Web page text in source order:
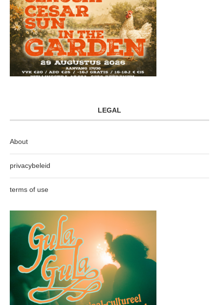
LEGAL
About
privacybeleid
terms of use